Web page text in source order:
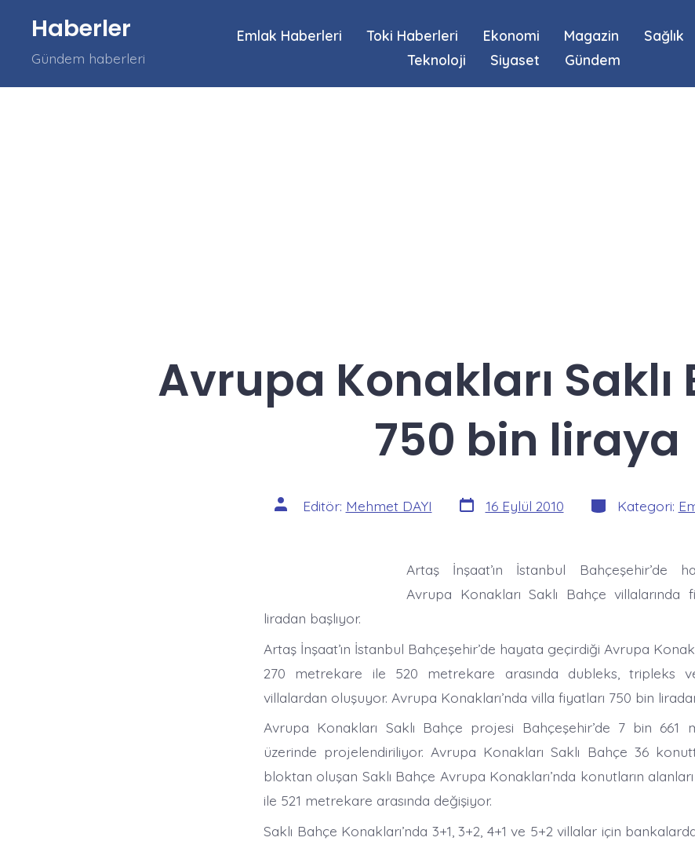
Haberler
Gündem haberleri
Emlak Haberleri Toki Haberleri Ekonomi Magazin Sağlık
Teknoloji
Siyaset Gündem
Avrupa Konakları Saklı
750 bin liraya
Yazının
yazarı
Editör: Mehmet DAYI Yazı
tarihi
16 Eylül 2010 Kategoriler
Kategori:
Artaş İnşaat’ın İstanbul Bahçeşehir’de
Avrupa Konakları Saklı Bahçe
liradan başlıyor.
Artaş İnşaat’ın İstanbul Bahçeşehir’de hayata geçirdiği Avrupa
270 metrekare ile 520 metrekare arasında dubleks, tripleks
villalardan oluşuyor. Avrupa Konakları’nda villa fiyatları 750 bin
Avrupa Konakları Saklı Bahçe projesi Bahçeşehir’de 7 bin 661
üzerinde projelendiriliyor. Avrupa Konakları Saklı Bahçe 36
bloktan oluşan Saklı Bahçe Avrupa Konakları’nda konutların
ile 521 metrekare arasında değişiyor.
Saklı Bahçe Konakları’nda 3+1, 3+2, 4+1 ve 5+2 villalar için